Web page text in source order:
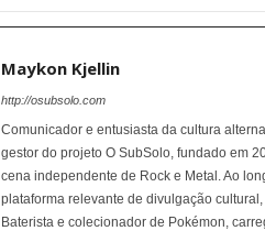
Maykon Kjellin
http://osubsolo.com
Comunicador e entusiasta da cultura
gestor do projeto O SubSolo, fundado em
cena independente de Rock e Metal. Ao
plataforma relevante de divulgação
Baterista e colecionador de Pokémon,